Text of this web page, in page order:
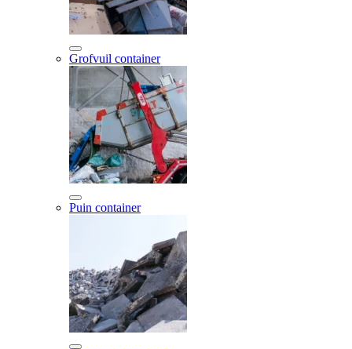
Grofvuil container
Puin container